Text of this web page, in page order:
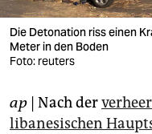
verlag
veranstaltungen
fragen & hilfe
Die Detonation riss einen
Meter in den Boden
Foto: reuters
ap | Nach der
libanesischen